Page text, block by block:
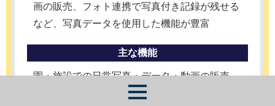
画の販売、フォト連携で写真付き記録が残せる
など、写真データを使用した機能が豊富
主な機能
園・施設での日常写真・データ・動画の販売、
写真付き記録の作成、お知らせ一斉送信、等